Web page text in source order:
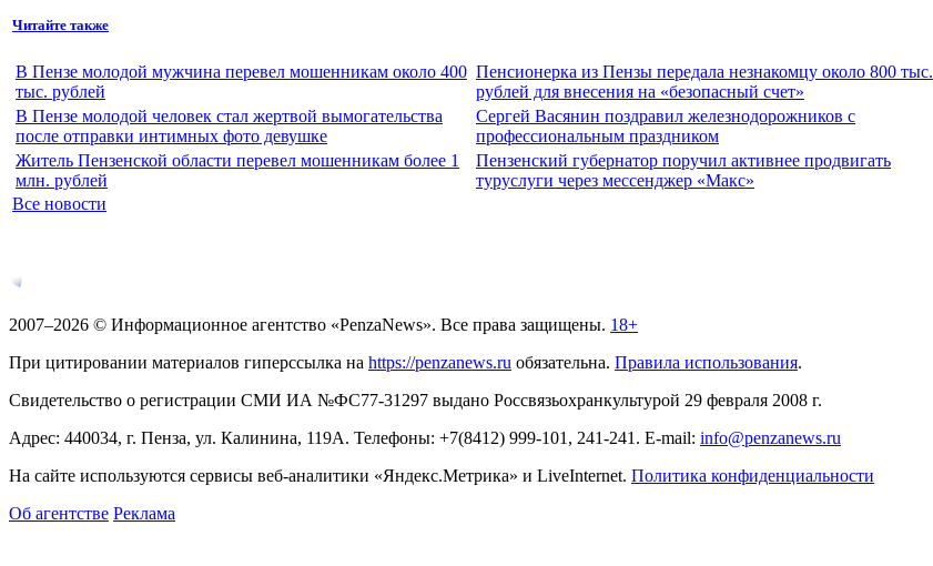
Читайте также
В Пензе молодой мужчина перевел мошенникам около 400
тыс. рублей
Пенсионерка из Пензы передала незнакомцу около 800 тыс.
рублей для внесения на «безопасный счет»
В Пензе молодой человек стал жертвой вымогательства
после отправки интимных фото девушке
Сергей Васянин поздравил железнодорожников с
профессиональным праздником
Житель Пензенской области перевел мошенникам более 1
млн. рублей
Пензенский губернатор поручил активнее продвигать
туруслуги через мессенджер «Макс»
Все новости
2007–2026 © Информационное агентство «PenzaNews». Все права защищены. 18+
При цитировании материалов гиперссылка на https://penzanews.ru обязательна. Правила использования.
Свидетельство о регистрации СМИ ИА №ФС77-31297 выдано Россвязьохранкультурой 29 февраля 2008 г.
Адрес: 440034, г. Пенза, ул. Калинина, 119А. Телефоны: +7(8412) 999-101, 241-241 . E-mail: info@penzanews.ru
На сайте используются сервисы веб-аналитики «Яндекс.Метрика» и LiveInternet. Политика конфиденциальности
Об агентстве Реклама